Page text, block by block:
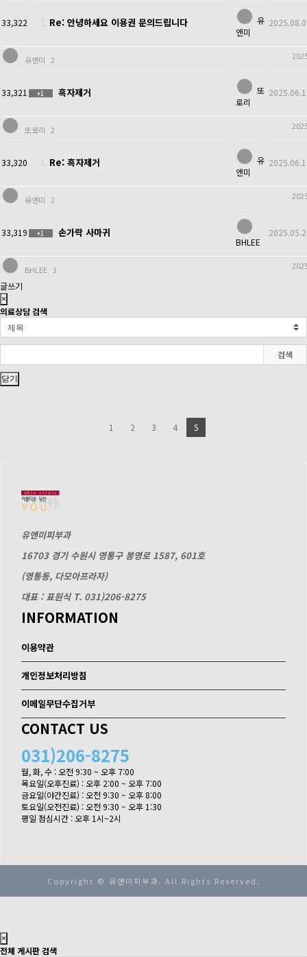
33,322 Re: 안녕하세요 이용권 문의드립니다
유
앤미
유앤미 2
33,321 +1 흑자제거
또
로리
또로리 2
33,320 Re: 흑자제거
유
앤미
유앤미 2
33,319 +1 손가락 사마귀
BHLEE
BHLEE 3
글쓰기
×
의료상담 검색
검색
닫기
1 2 3 4 5
유앤미피부과
16703 경기 수원시 영통구 봉영로 1587, 601호
(영통동, 다모아프라자)
대표 : 표원식 T. 031)206-8275
INFORMATION
이용약관
개인정보처리방침
이메일무단수집거부
CONTACT US
031)206-8275
월, 화, 수 : 오전 9:30 ~ 오후 7:00
목요일(오후진료) : 오후 2:00 ~ 오후 7:00
금요일(야간진료) : 오전 9:30 ~ 오후 8:00
토요일(오전진료) : 오전 9:30 ~ 오후 1:30
평일 점심시간 : 오후 1시~2시
Copyright © 유앤미피부과. All Rights Reserved.
×
전체 게시판 검색